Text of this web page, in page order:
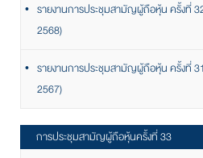
รายงานการประชุมสามัญผู้ถือหุ้น ครั้งที่
2568)
รายงานการประชุมสามัญผู้ถือหุ้น ครั้งที่
2567)
การประชุมสามัญผู้ถือหุ้นครั้งที่ 33